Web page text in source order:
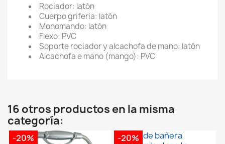
Rociador: latón
Cuerpo griferia: latón
Monomando: latón
Flexo: PVC
Soporte rociador y alcachofa de mano: latón
Alcachofa e mano (mango): PVC
16 otros productos en la misma
categoría:
-20% -20%